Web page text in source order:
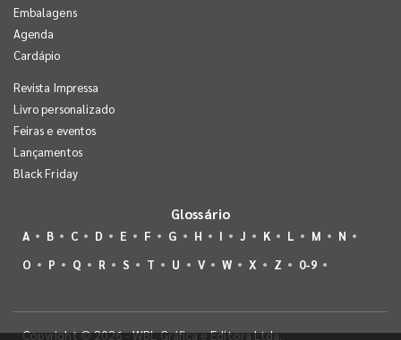
Embalagens
Agenda
Cardápio
Revista Impressa
Livro personalizado
Feiras e eventos
Lançamentos
Black Friday
Glossário
A B C D E F G H I J K L M
N
O
P Q R S T U V W X Z 0-9
Copyright © 2026 - WBL Gráfica e Editora Ltda.